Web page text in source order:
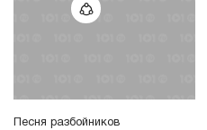
Песня разбойников